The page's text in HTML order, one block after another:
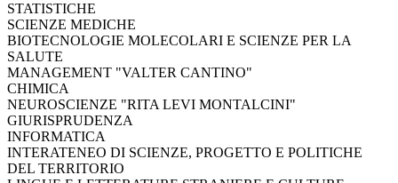
STATISTICHE
SCIENZE MEDICHE
BIOTECNOLOGIE MOLECOLARI E SCIENZE PER LA
SALUTE
MANAGEMENT "VALTER CANTINO"
CHIMICA
NEUROSCIENZE "RITA LEVI MONTALCINI"
GIURISPRUDENZA
INFORMATICA
INTERATENEO DI SCIENZE, PROGETTO E POLITICHE
DEL TERRITORIO